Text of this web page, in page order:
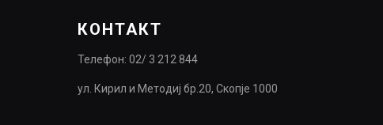
КОНТАКТ
Телефон: 02/ 3 212 844
ул. Кирил и Методиј бр.20, Скопје 1000